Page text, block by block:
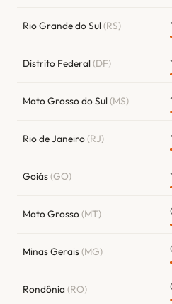
Rio Grande do Sul(RS)
Distrito Federal(DF)
Mato Grosso do Sul(MS)
Rio de Janeiro(RJ)
Goiás(GO)
Mato Grosso(MT)
Minas Gerais(MG)
Rondônia (RO)